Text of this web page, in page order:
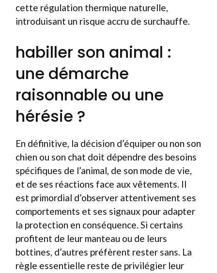
cette régulation thermique naturelle,
introduisant un risque accru de surchauffe.
habiller son animal :
une démarche
raisonnable ou une
hérésie ?
En définitive, la décision d’équiper ou non son
chien ou son chat doit dépendre des besoins
spécifiques de l’animal, de son mode de vie,
et de ses réactions face aux vêtements. Il
est primordial d’observer attentivement ses
comportements et ses signaux pour adapter
la protection en conséquence. Si certains
profitent de leur manteau ou de leurs
bottines, d’autres préfèrent rester sans. La
règle essentielle reste de privilégier leur